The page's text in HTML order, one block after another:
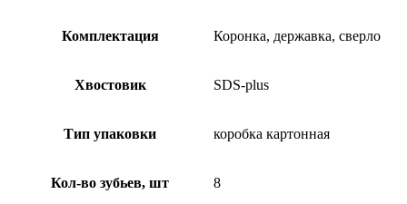
Комплектация Коронка, державка, сверло
Хвостовик SDS-plus
Тип упаковки коробка картонная
Кол-во зубьев, шт 8